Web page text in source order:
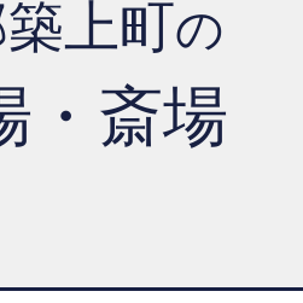
上町の
・斎場